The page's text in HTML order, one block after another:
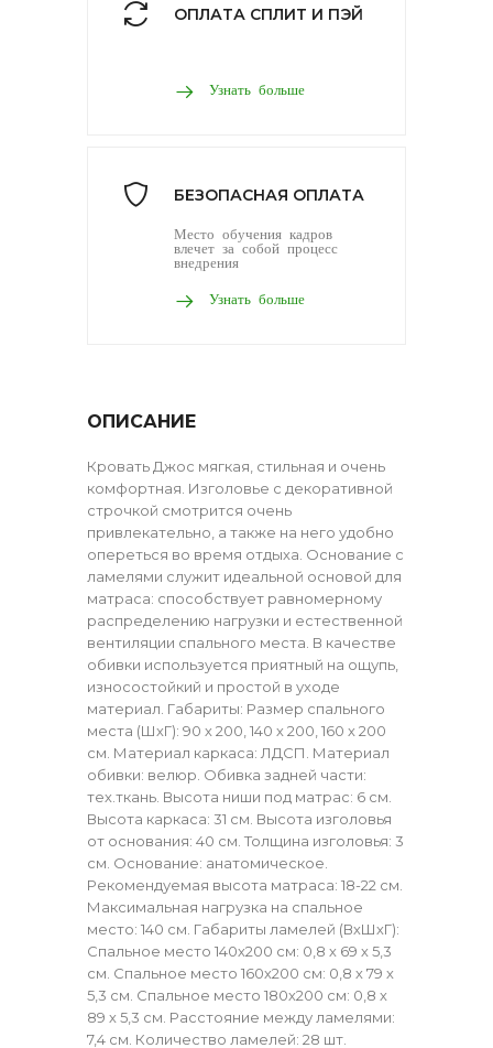
ОПЛАТА СПЛИТ И ПЭЙ
Узнать больше
БЕЗОПАСНАЯ ОПЛАТА
Место обучения кадров
влечет за собой процесс
внедрения
Узнать больше
ОПИСАНИЕ
Кровать Джос мягкая, стильная и очень
комфортная. Изголовье с декоративной
строчкой смотрится очень
привлекательно, а также на него удобно
опереться во время отдыха. Основание с
ламелями служит идеальной основой для
матраса: способствует равномерному
распределению нагрузки и естественной
вентиляции спального места. В качестве
обивки используется приятный на ощупь,
износостойкий и простой в уходе
материал. Габариты: Размер спального
места (ШхГ): 90 х 200, 140 х 200, 160 х 200
см. Материал каркаса: ЛДСП. Материал
обивки: велюр. Обивка задней части:
тех.ткань. Высота ниши под матрас: 6 см.
Высота каркаса: 31 см. Высота изголовья
от основания: 40 см. Толщина изголовья: 3
см. Основание: анатомическое.
Рекомендуемая высота матраса: 18-22 см.
Максимальная нагрузка на спальное
место: 140 см. Габариты ламелей (ВхШхГ):
Спальное место 140х200 см: 0,8 х 69 х 5,3
см. Спальное место 160х200 см: 0,8 х 79 х
5,3 см. Спальное место 180х200 см: 0,8 х
89 х 5,3 см. Расстояние между ламелями:
7,4 см. Количество ламелей: 28 шт.